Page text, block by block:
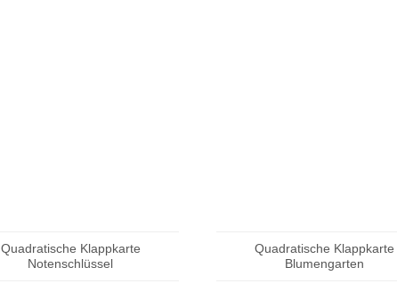
Quadratische Klappkarte
Notenschlüssel
Quadratische Klappkarte
Blumengarten